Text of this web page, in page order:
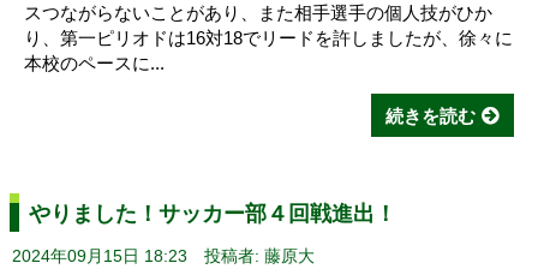
スつながらないことがあり、また相手選手の個人技がひか
り、第一ピリオドは16対18でリードを許しましたが、徐々に
本校のペースに...
続きを読む
やりました！サッカー部４回戦進出！
2024年09月15日 18:23 投稿者: 藤原大